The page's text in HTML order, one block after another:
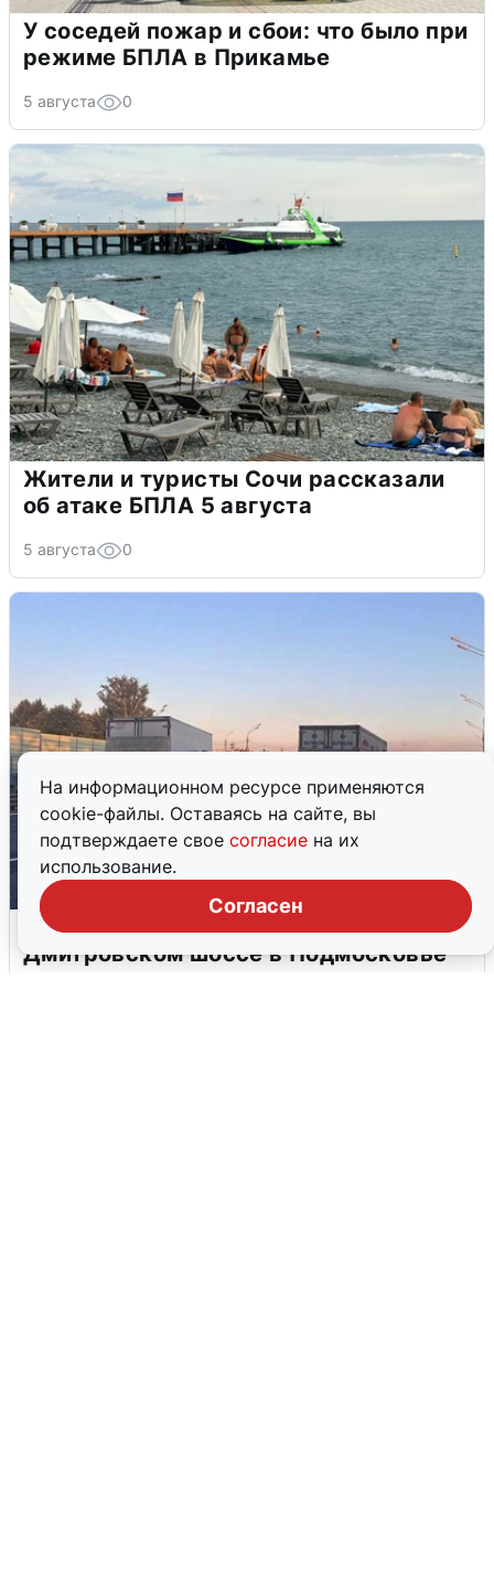
На информационном ресурсе применяются
cookie-файлы. Оставаясь на сайте, вы
подтверждаете свое согласие на их
использование.
Согласен
У соседей пожар и сбои: что было при
режиме БПЛА в Прикамье
5 августа 0
Жители и туристы Сочи рассказали
об атаке БПЛА 5 августа
5 августа 0
Пять машин столкнулись на
Дмитровском шоссе в Подмосковье